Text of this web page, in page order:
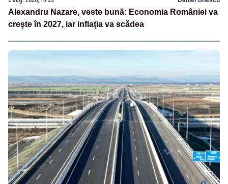
Alexandru Nazare, veste bună: Economia României va
crește în 2027, iar inflația va scădea